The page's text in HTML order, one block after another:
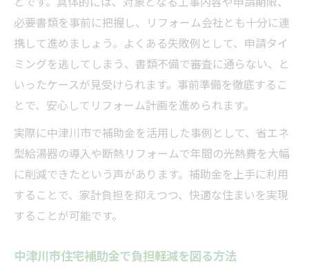
必要書類を事前に把握し、リフォーム会社とも十分に連
携して進めましょう。よくある失敗例として、申請タイ
ミングを逃してしまう、書類不備で審査に通らない、と
いったケースが見受けられます。事前準備を徹底するこ
とで、安心してリフォーム計画を進められます。
実際に中津川市で補助金を活用した事例として、省エネ
型給湯器の導入や断熱リフォームで年間の光熱費を大幅
に削減できたという声があります。補助金を上手に利用
することで、家計負担を抑えつつ、快適な住まいを実現
することが可能です。
中津川市住宅補助金で負担軽減を図る方法